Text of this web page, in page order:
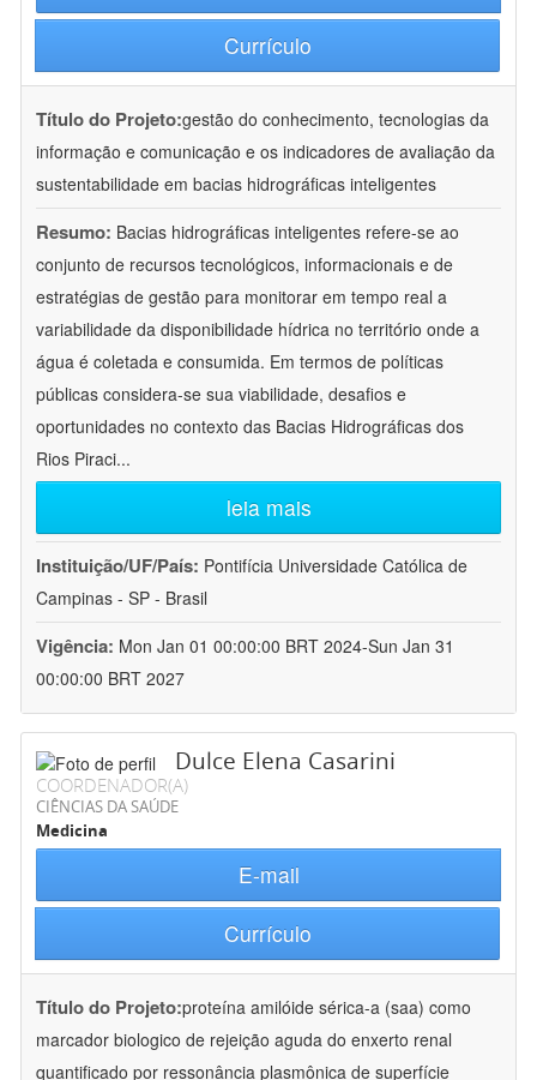
Currículo
Título do Projeto:gestão do conhecimento, tecnologias da
informação e comunicação e os indicadores de avaliação da
sustentabilidade em bacias hidrográficas inteligentes
Resumo: Bacias hidrográficas inteligentes refere-se ao
conjunto de recursos tecnológicos, informacionais e de
estratégias de gestão para monitorar em tempo real a
variabilidade da disponibilidade hídrica no território onde a
água é coletada e consumida. Em termos de políticas
públicas considera-se sua viabilidade, desafios e
oportunidades no contexto das Bacias Hidrográficas dos
Rios Piraci...
leia mais
Instituição/UF/País: Pontifícia Universidade Católica de
Campinas - SP - Brasil
Vigência: Mon Jan 01 00:00:00 BRT 2024-Sun Jan 31
00:00:00 BRT 2027
Dulce Elena Casarini
COORDENADOR(A)
CIÊNCIAS DA SAÚDE
Medicina
E-mail
Currículo
Título do Projeto:proteína amilóide sérica-a (saa) como
marcador biologico de rejeição aguda do enxerto renal
quantificado por ressonância plasmônica de superfície